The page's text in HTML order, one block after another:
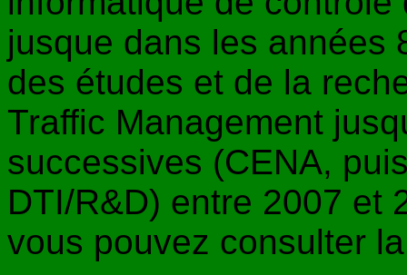
jusque dans les années
des études et de la
Traffic Management
successives (CENA,
DTI/R&D) entre 2007 et
vous pouvez consulter